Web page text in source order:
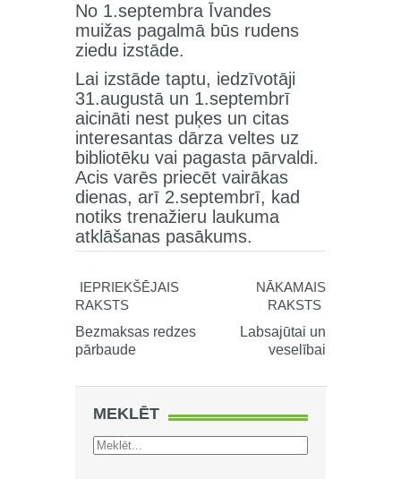
No 1.septembra Īvandes
muižas pagalmā būs rudens
ziedu izstāde.
Lai izstāde taptu, iedzīvotāji
31.augustā un 1.septembrī
aicināti nest puķes un citas
interesantas dārza veltes uz
bibliotēku vai pagasta pārvaldi.
Acis varēs priecēt vairākas
dienas, arī 2.septembrī, kad
notiks trenažieru laukuma
atklāšanas pasākums.
IEPRIEKŠĒJAIS
RAKSTS
Bezmaksas redzes
pārbaude
NĀKAMAIS
RAKSTS
Labsajūtai un
veselībai
MEKLĒT